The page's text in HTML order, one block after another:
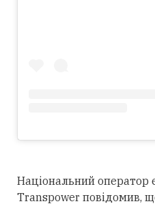
Національний оператор
Transpower повідомив,